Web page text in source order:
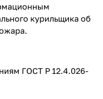
курильщика об
ГОСТ Р 12.4.026-